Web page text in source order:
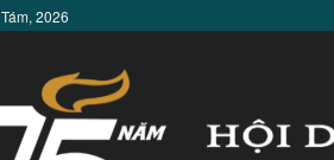
2026